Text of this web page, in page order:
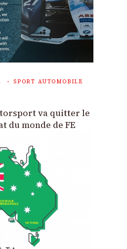
SPORT AUTOMOBILE
va quitter le
du monde de FE